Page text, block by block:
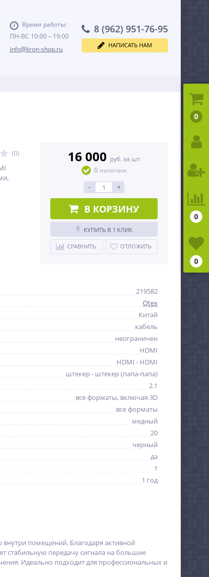
Время работы:
ПН-ВС 10:00 – 19:00
info@kron-shop.ru
8 (962) 951-76-95
НАПИСАТЬ НАМ
(0) 16 000 руб. за шт
В наличии
- +
В КОРЗИНУ
КУПИТЬ В 1 КЛИК
СРАВНИТЬ ОТЛОЖИТЬ
219582
Qtex
Китай
кабель
неограничен
HDMI
HDMI - HDMI
штекер - штекер (папа-папа)
2.1
все форматы, включая 3D
все форматы
медный
20
черный
да
1
1 год
внутри помещений. Благодаря активной
стабильную передачу сигнала на большие
Идеально подходит для профессиональных и
0
0
0